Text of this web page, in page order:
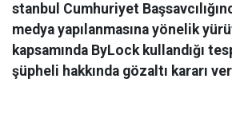
stanbul Cumhuriyet
medya yapılanmasına yönelik
kapsamında ByLock kullandığı
şüpheli hakkında gözaltı kararı